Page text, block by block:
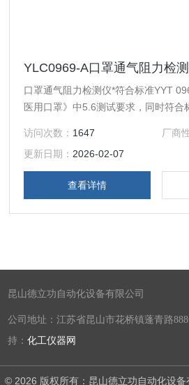
YLC0969-A口罩通气阻力检
口罩通气阻力检测仪*符合标准YYT
医用口罩》中5.6测试要求，同时符合
访问次数： 1647 厂商
更新日期： 2026-02-07
查看详情
昆山德立功自动化设备有限公司
公司地址：江苏省昆山市花桥镇蓬青路
持：化工仪器网
© 2026 版权所有：昆山德立功自动化设